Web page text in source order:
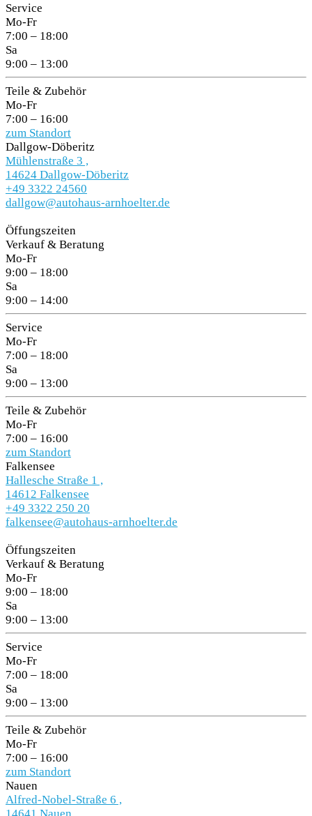
Service
Mo-Fr
7:00 – 18:00
Sa
9:00 – 13:00
Teile & Zubehör
Mo-Fr
7:00 – 16:00
zum Standort
Dallgow-Döberitz
Mühlenstraße 3 ,
14624 Dallgow-Döberitz
+49 3322 24560
dallgow@autohaus-arnhoelter.de
Öffungszeiten
Verkauf & Beratung
Mo-Fr
9:00 – 18:00
Sa
9:00 – 14:00
Service
Mo-Fr
7:00 – 18:00
Sa
9:00 – 13:00
Teile & Zubehör
Mo-Fr
7:00 – 16:00
zum Standort
Falkensee
Hallesche Straße 1 ,
14612 Falkensee
+49 3322 250 20
falkensee@autohaus-arnhoelter.de
Öffungszeiten
Verkauf & Beratung
Mo-Fr
9:00 – 18:00
Sa
9:00 – 13:00
Service
Mo-Fr
7:00 – 18:00
Sa
9:00 – 13:00
Teile & Zubehör
Mo-Fr
7:00 – 16:00
zum Standort
Nauen
Alfred-Nobel-Straße 6 ,
14641 Nauen